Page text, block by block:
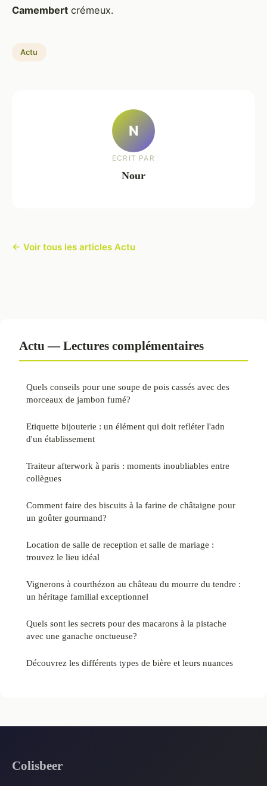
Camembert crémeux.
Actu
N
ECRIT PAR
Nour
← Voir tous les articles Actu
Actu — Lectures complémentaires
Quels conseils pour une soupe de pois cassés avec des
morceaux de jambon fumé?
Etiquette bijouterie : un élément qui doit refléter l'adn
d'un établissement
Traiteur afterwork à paris : moments inoubliables entre
collègues
Comment faire des biscuits à la farine de châtaigne pour
un goûter gourmand?
Location de salle de reception et salle de mariage :
trouvez le lieu idéal
Vignerons à courthézon au château du mourre du tendre :
un héritage familial exceptionnel
Quels sont les secrets pour des macarons à la pistache
avec une ganache onctueuse?
Découvrez les différents types de bière et leurs nuances
Colisbeer